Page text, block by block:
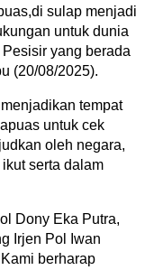
sulap menjadi
untuk dunia
yang berada
(20/08/2025).
tempat
untuk cek
oleh negara,
serta dalam
Dony Eka Putra,
Irjen Pol Iwan
berharap